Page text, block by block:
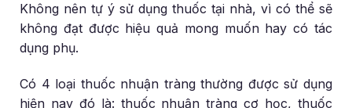
Không nên tự ý sử dụng thuốc tại nhà, vì có thể sẽ
không đạt được hiệu quả mong muốn hay có tác
dụng phụ.
Có 4 loại thuốc nhuận tràng thường được sử dụng
hiện nay đó là: thuốc nhuận tràng cơ học, thuốc